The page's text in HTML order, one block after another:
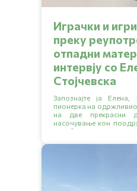
Играчки и
преку
отпадни
интервју со
Стојчевска
Запознајте ја Елена,
пионерка на
на две прекрасни
насочување кон
за себе и своето